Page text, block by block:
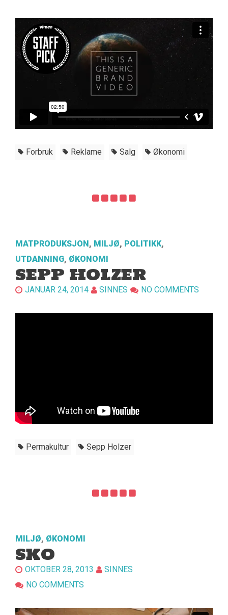
Forbruk Reklame Salg Økonomi
MATPRODUKSJON, MILJØ, POLITIKK,
UTDANNING, ØKONOMI
SEPP HOLZER
JANUAR 24, 2014 SINNES NO COMMENTS
Permakultur Sepp Holzer
MILJØ, ØKONOMI
SKO
OKTOBER 28, 2013
SINNES
NO COMMENTS